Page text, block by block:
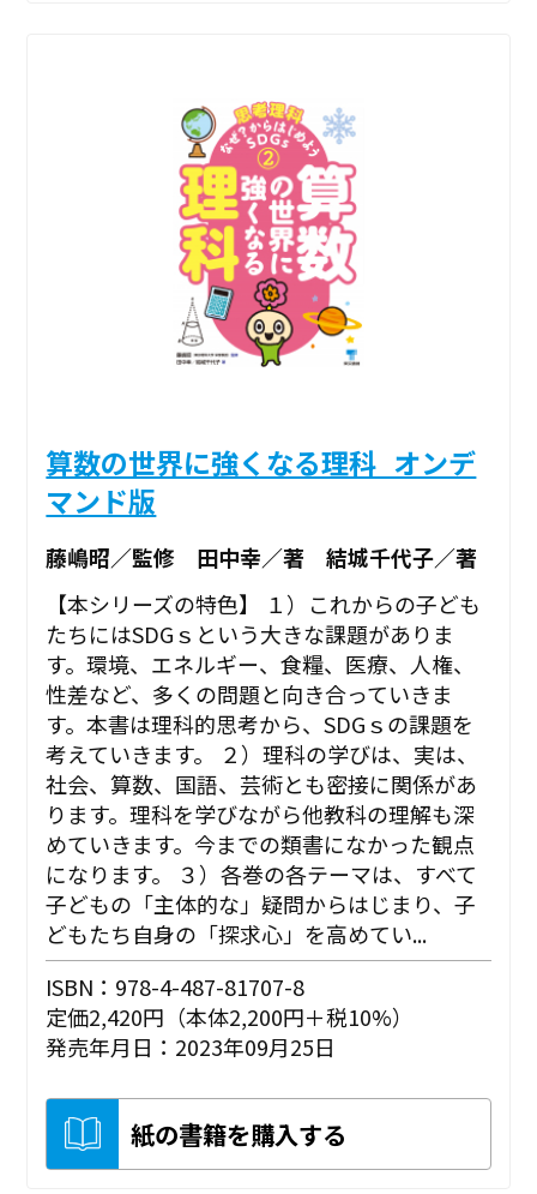
算数の世界に強くなる理科_オンデ
マンド版
藤嶋昭／監修 田中幸／著 結城千代子／著
【本シリーズの特色】 １）これからの子ども
たちにはSDGｓという大きな課題がありま
す。環境、エネルギー、食糧、医療、人権、
性差など、多くの問題と向き合っていきま
す。本書は理科的思考から、SDGｓの課題を
考えていきます。 ２）理科の学びは、実は、
社会、算数、国語、芸術とも密接に関係があ
ります。理科を学びながら他教科の理解も深
めていきます。今までの類書になかった観点
になります。 ３）各巻の各テーマは、すべて
子どもの「主体的な」疑問からはじまり、子
どもたち自身の「探求心」を高めてい...
ISBN：978-4-487-81707-8
定価2,420円（本体2,200円＋税10%）
発売年月日：2023年09月25日
紙の書籍を購入する